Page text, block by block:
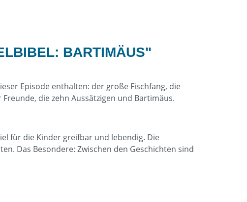
BARTIMÄUS"
Episode enthalten: der große Fischfang, die
die zehn Aussätzigen und Bartimäus.
für die Kinder greifbar und lebendig. Die
Das Besondere: Zwischen den Geschichten sind